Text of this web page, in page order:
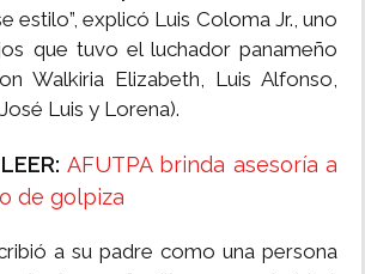
estilo”, explicó Luis Coloma Jr., uno
que tuvo el luchador panameño
Walkiria Elizabeth, Luis Alfonso,
Luis y Lorena).
AFUTPA brinda asesoría a
de golpiza
a su padre como una persona